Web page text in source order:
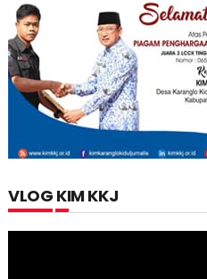
VLOG KIM KKJ